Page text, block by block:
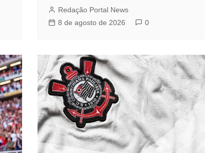
Redação Portal News
8 de agosto de 2026
0